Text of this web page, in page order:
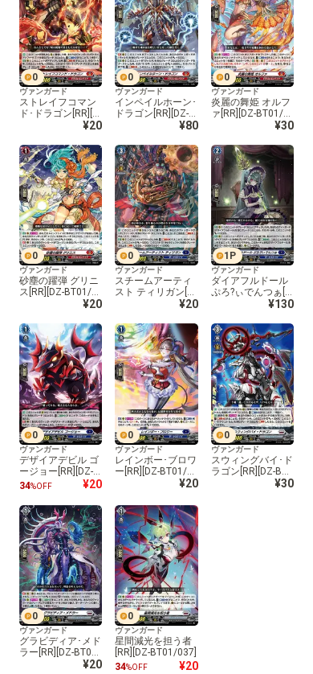
0
ヴァンガード
ストレイフコマン
ド･ドラゴン[RR][D
¥20
0
ヴァンガード
インペイルホーン･
ドラゴン[RR][DZ-B
¥80
0
ヴァンガード
炎麗の舞姫 オルフ
ァ[RR][DZ-BT01/0
¥30
0
ヴァンガード
砂塵の躍弾 グリニ
ス[RR][DZ-BT01/0
¥20
0
ヴァンガード
スチームアーティ
スト ティリガン[R
R][DZ-BT01/031]¥20
1 P
ヴァンガード
ダイアフルドール
ぷろ?ぃでんつぁ[R
R][DZ-BT01/032]
¥130
0
ヴァンガード
デザイアデビル ゴ
ージョー[RR][DZ-B
T01/033]
34%OFF ¥20
0
ヴァンガード
レインボー･ブロワ
ー[RR][DZ-BT01/0
¥20
0
ヴァンガード
スウィングバイ･ド
ラゴン[RR][DZ-BT0
¥30
0
ヴァンガード
グラビディア･メド
ラー[RR][DZ-BT01/
¥20
0
ヴァンガード
星間減光を担う者
[RR][DZ-BT01/037]
34%OFF ¥20